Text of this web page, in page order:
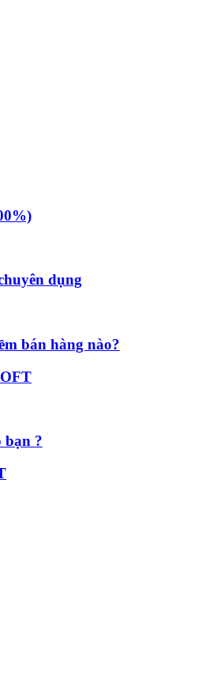
dụng
bán hàng nào?
bạn ?